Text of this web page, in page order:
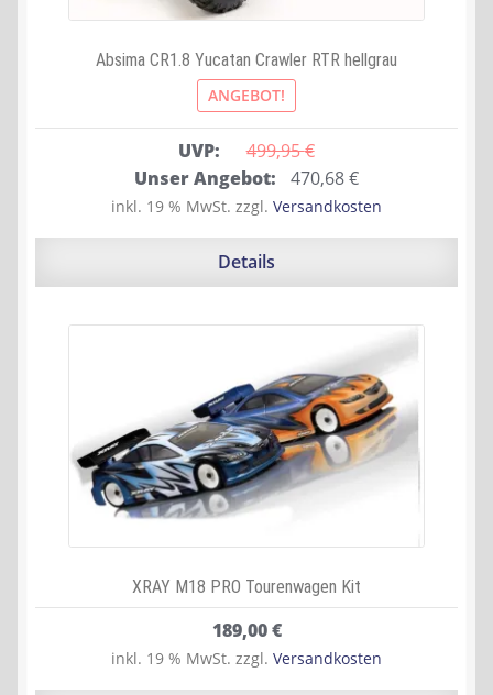
Absima CR1.8 Yucatan Crawler RTR hellgrau
ANGEBOT!
UVP: 499,95 €
Ursprünglicher
Preis
war:
Unser Angebot: 470,68€Aktueller
Preis
ist:
inkl. 19 % MwSt. zzgl. Versandkosten
Details
XRAY M18 PRO Tourenwagen Kit
189,00€
inkl. 19 % MwSt. zzgl. Versandkosten